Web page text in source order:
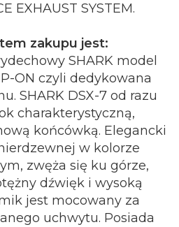
EXHAUST SYSTEM.
zakupu jest:
SHARK model
ON czyli dedykowana
SHARK DSX-7 od razu
charakterystyczną,
końcówką. Elegancki
w kolorze
zwęża się ku górze,
dźwięk i wysoką
jest mocowany za
uchwytu. Posiada